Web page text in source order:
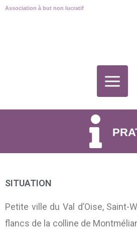
Aller
Association à but non lucratif
SITUATION
Petite ville du Val d’Oise,
flancs de la colline de